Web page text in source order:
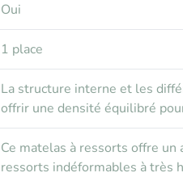
Oui
1 place
La structure interne et les
offrir une densité équilibré
Ce matelas à ressorts offre
ressorts indéformables à très